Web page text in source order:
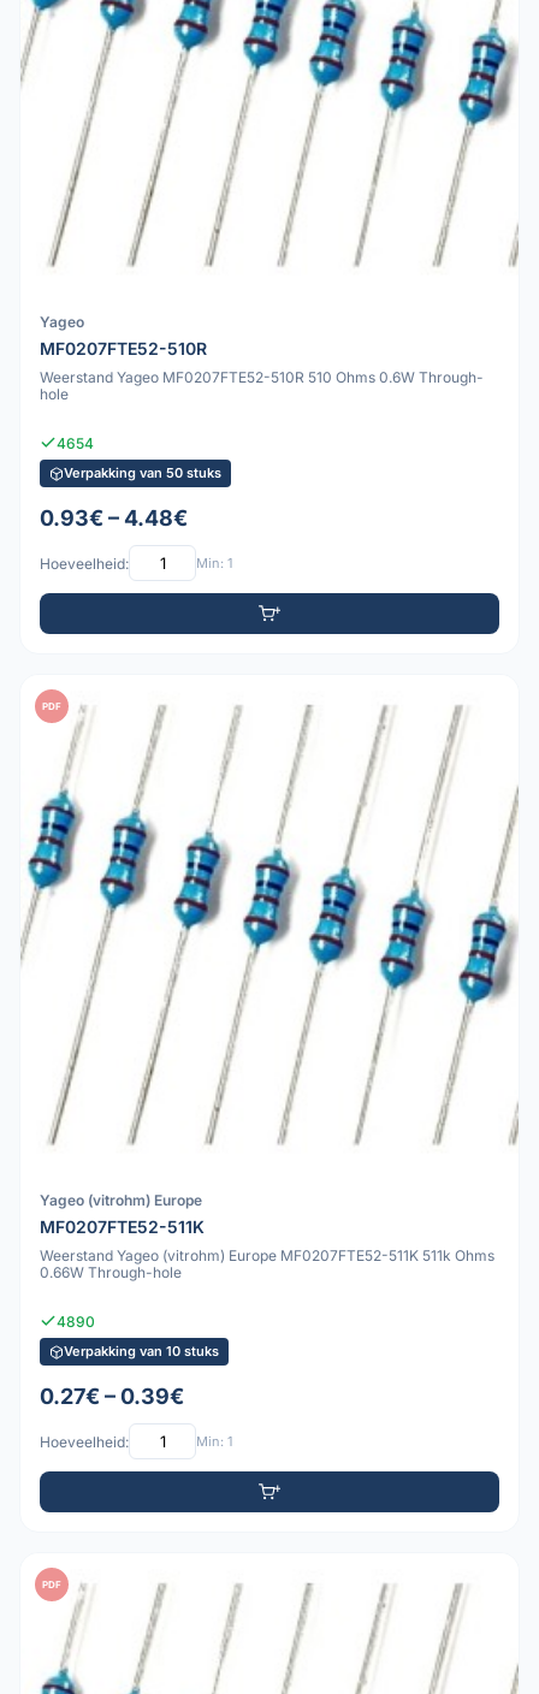
Yageo
MF0207FTE52-510R
Weerstand Yageo MF0207FTE52-510R 510 Ohms 0.6W Through-
hole
4654
Verpakking van 50 stuks
0.93€ – 4.48€
Hoeveelheid: Min: 1
PDF
Yageo (vitrohm) Europe
MF0207FTE52-511K
Weerstand Yageo (vitrohm) Europe MF0207FTE52-511K 511k Ohms
0.66W Through-hole
4890
Verpakking van 10 stuks
0.27€ – 0.39€
Hoeveelheid: Min: 1
PDF